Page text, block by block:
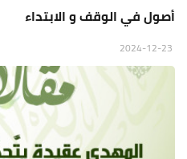
أصول في الوقف و الابتداء